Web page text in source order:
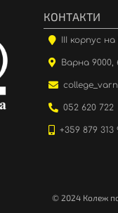
КОНТАКТИ
III корпус
Варна 9000,
052 620 722
+359 879 313
© 2024 Колеж